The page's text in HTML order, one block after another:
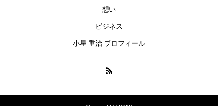
想い
ビジネス
小星 重治 プロフィール